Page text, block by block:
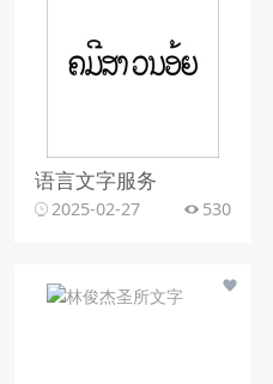
语言文字服务
2025-02-27 530